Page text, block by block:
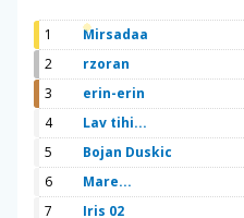
1 Mirsadaa
2
rzoran
3
erin-erin
4
Lav tihi...
5
Bojan Duskic
6
Mare...
7
Iris 02